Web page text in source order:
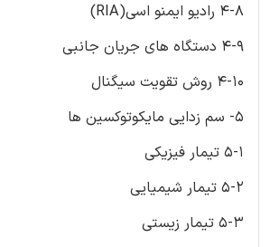
4-8 رادیو ایمنو اسی(RIA)
4-9 دستگاه های جریان جانبی
4-10 روش تقویت سیگنال
5- سم زدایی مایکوتوکسین ها
5-1 تیمار فیزیکی
5-2 تیمار شیمیایی
5-3 تیمار زیستی